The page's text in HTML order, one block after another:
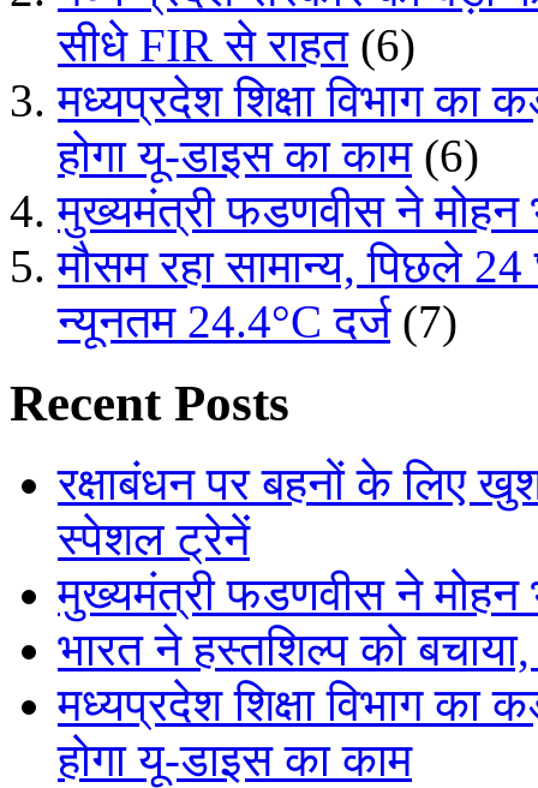
सीधे FIR से राहत (6)
मध्यप्रदेश शिक्षा विभाग
होगा यू-डाइस का काम (6)
मुख्यमंत्री फडणवीस ने मोहन
मौसम रहा सामान्य, पिछले
न्यूनतम 24.4°C दर्ज (7)
Recent Posts
रक्षाबंधन पर बहनों के लिए
स्पेशल ट्रेनें
मुख्यमंत्री फडणवीस ने मोहन
भारत ने हस्तशिल्प को
मध्यप्रदेश शिक्षा विभाग
होगा यू-डाइस का काम